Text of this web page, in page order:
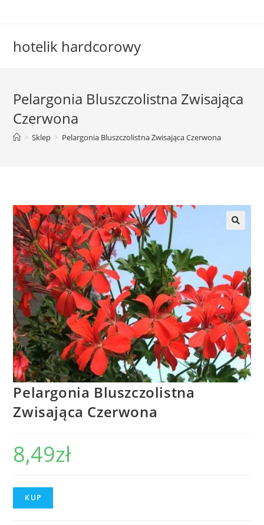
hotelik hardcorowy
Pelargonia Bluszczolistna Zwisająca
Czerwona
> Sklep > Pelargonia Bluszczolistna Zwisająca Czerwona
Pelargonia Bluszczolistna
Zwisająca Czerwona
8,49zł
KUP